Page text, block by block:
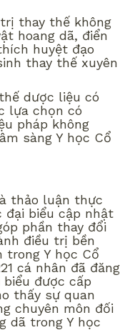
thay thế không
hoang dã, điển
huyệt đạo
thay thế xuyên
dược liệu có
lựa chọn có
pháp không
sàng Y học Cổ
thảo luận thực
đại biểu cập nhật
phần thay đổi
điều trị bền
trong Y học Cổ
cá nhân đã đăng
biểu được cấp
thấy sự quan
chuyên môn đối
dã trong Y học